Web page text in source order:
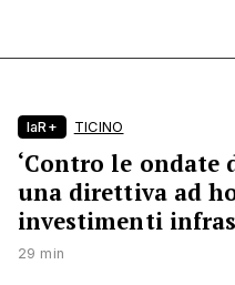
laR+ TICINO
‘Contro le ondate
una direttiva ad
investimenti
29 min